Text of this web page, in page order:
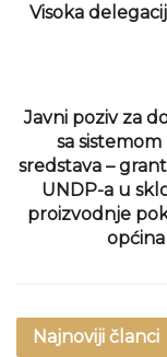
Visoka
Javni poziv za
sa
sredstava –
UNDP-a u
proizvodnje
općina
Najnoviji članci